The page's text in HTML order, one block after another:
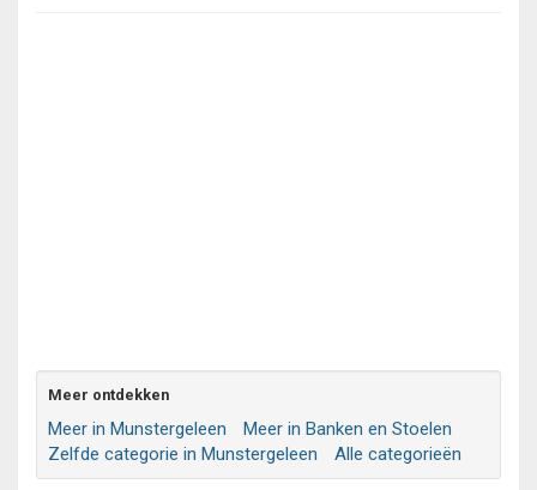
Meer ontdekken
Meer in Munstergeleen
Meer in Banken en Stoelen
Zelfde categorie in Munstergeleen
Alle categorieën